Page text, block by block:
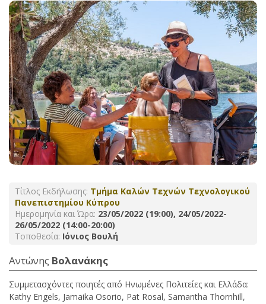
Τίτλος Εκδήλωσης: Τμήμα Καλών Τεχνών Τεχνολογικού
Πανεπιστημίου Κύπρου
Ημερομηνία και Ώρα: 23/05/2022 (19:00), 24/05/2022-
26/05/2022 (14:00-20:00)
Τοποθεσία: Ιόνιος Βουλή
Αντώνης Βολανάκης
Συμμετασχόντες ποιητές από Ηνωμένες Πολιτείες και Ελλάδα:
Kathy Engels, Jamaika Osorio, Pat Rosal, Samantha Thornhill,